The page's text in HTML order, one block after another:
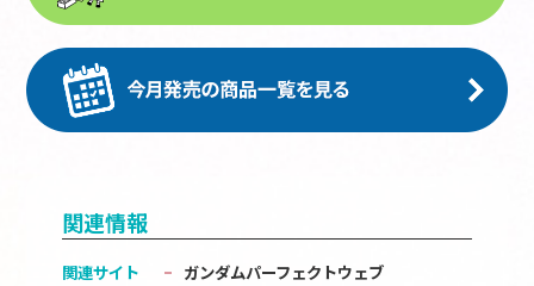
関連情報
関連サイト
ガンダムパーフェクトウェブ